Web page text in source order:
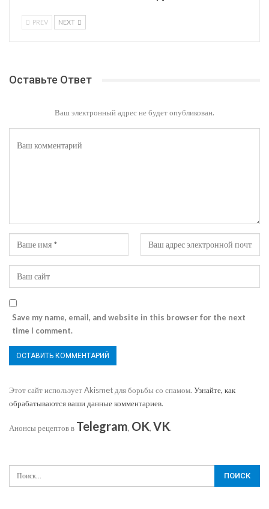
PREV NEXT
Оставьте Ответ
Ваш электронный адрес не будет опубликован.
Save my name, email, and website in this browser for the next
time I comment.
Этот сайт использует Akismet для борьбы со спамом. Узнайте, как
обрабатываются ваши данные комментариев.
Анонсы рецептов в Telegram, OK, VK.